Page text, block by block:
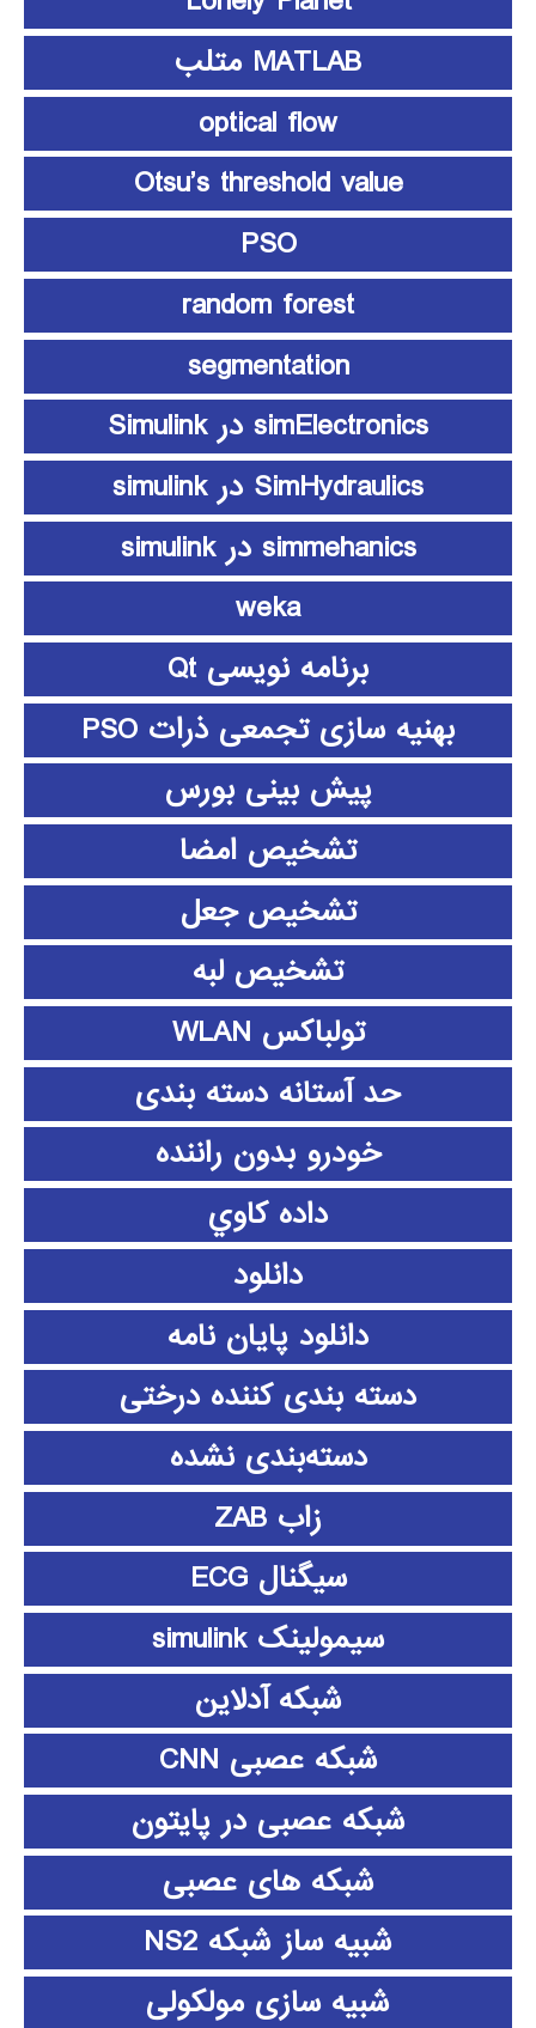
MATLAB متلب
optical flow
Otsu’s threshold value
PSO
random forest
segmentation
simElectronics در Simulink
SimHydraulics در simulink
simmehanics در simulink
weka
برنامه نویسی Qt
بهنیه سازی تجمعی ذرات PSO
پیش بینی بورس
تشخیص امضا
تشخیص جعل
تشخیص لبه
تولباکس WLAN
حد آستانه دسته بندی
خودرو بدون راننده
داده كاوي
دانلود
دانلود پايان نامه
دسته بندی کننده درختی
دسته‌بندی نشده
زاب ZAB
سیگنال ECG
سیمولینک simulink
شبکه آدلاین
شبکه عصبی CNN
شبکه عصبی در پایتون
شبکه های عصبی
شبیه ساز شبکه NS2
شبیه سازی مولکولی